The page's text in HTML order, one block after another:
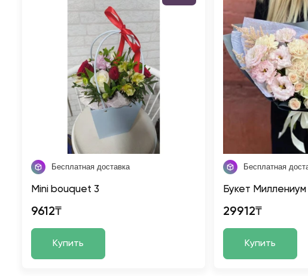
Бесплатная доставка
Mini bouquet 3
9612₸
Купить
Бесплатная
Букет Миллениум
29912₸
Купить